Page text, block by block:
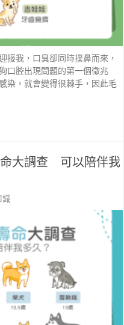
接我，口臭卻同時撲鼻而來，
口腔出現問題的第一個徵兆
染，就會變得很棘手，因此毛
命大調查 可以陪伴我
識